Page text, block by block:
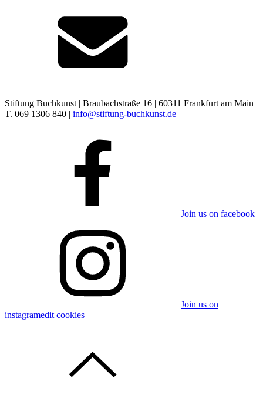
Stiftung Buchkunst | Braubachstraße 16 | 60311 Frankfurt am Main |
T. 069 1306 840 | info@stiftung-buchkunst.de
Join us on facebook
Join us on
instagramedit cookies